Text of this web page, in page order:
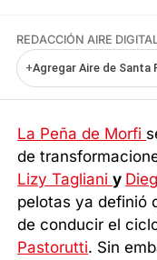
REDACCIÓN AIRE DIGITAL
+Agregar Aire de Santa
La Peña de Morfi
de
Lizy Taglianiy
pelotas ya definió
de conducir el
Pastorutti. Sin